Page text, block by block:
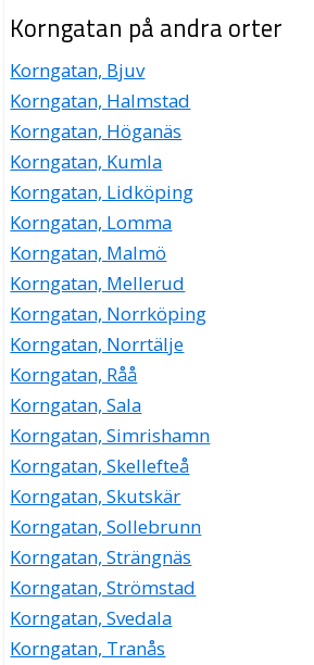
Korngatan på andra orter
Korngatan, Bjuv
Korngatan, Halmstad
Korngatan, Höganäs
Korngatan, Kumla
Korngatan, Lidköping
Korngatan, Lomma
Korngatan, Malmö
Korngatan, Mellerud
Korngatan, Norrköping
Korngatan, Norrtälje
Korngatan, Råå
Korngatan, Sala
Korngatan, Simrishamn
Korngatan, Skellefteå
Korngatan, Skutskär
Korngatan, Sollebrunn
Korngatan, Strängnäs
Korngatan, Strömstad
Korngatan, Svedala
Korngatan, Tranås